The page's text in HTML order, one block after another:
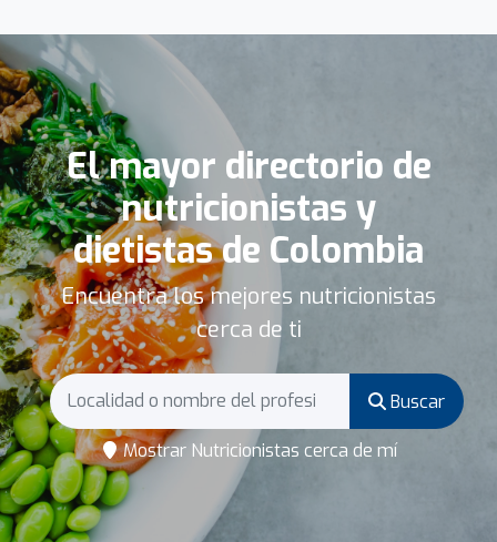
El mayor directorio de
nutricionistas y
dietistas de Colombia
Encuentra los mejores nutricionistas
cerca de ti
Buscar
Mostrar Nutricionistas cerca de mí